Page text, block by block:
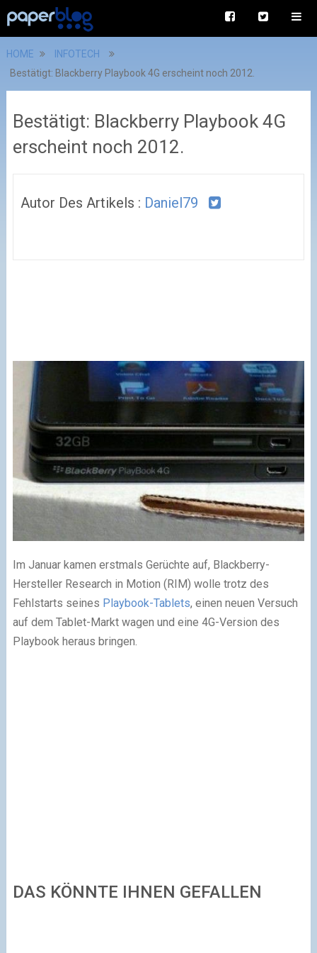
HOME
INFOTECH
Bestätigt: Blackberry Playbook 4G erscheint noch 2012.
Bestätigt: Blackberry Playbook 4G
erscheint noch 2012.
Autor Des Artikels : Daniel79
Im Januar kamen erstmals Gerüchte auf, Blackberry-
Hersteller Research in Motion (RIM) wolle trotz des
Fehlstarts seines Playbook-Tablets, einen neuen Versuch
auf dem Tablet-Markt wagen und eine 4G-Version des
Playbook heraus bringen.
DAS KÖNNTE IHNEN GEFALLEN